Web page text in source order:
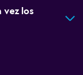
vez los